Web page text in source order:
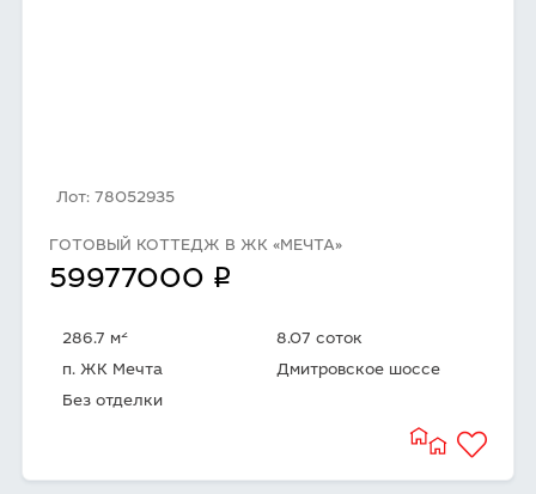
Лот: 78052935
ГОТОВЫЙ КОТТЕДЖ В ЖК «МЕЧТА»
59977000 q
286.7 м2
8.07 соток
п. ЖК Мечта
Дмитровское шоссе
Без отделки